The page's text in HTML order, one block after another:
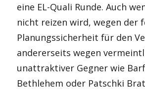
eine EL-Quali Runde. Auch
nicht reizen wird, wegen der
Planungssicherheit für den
andererseits wegen
unattraktiver Gegner wie
Bethlehem oder Patschki